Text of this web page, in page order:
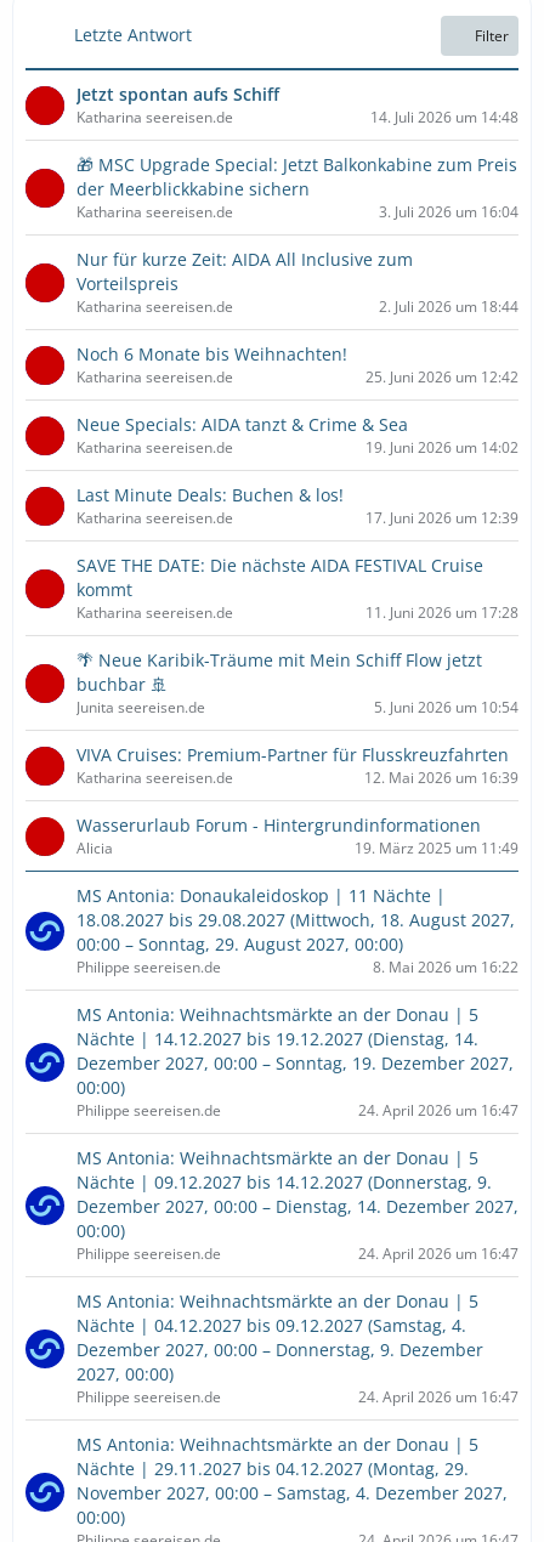
Letzte Antwort Filter
Jetzt spontan aufs Schiff
Katharina seereisen.de 14. Juli 2026 um 14:48
🎁 MSC Upgrade Special: Jetzt Balkonkabine zum Preis
der Meerblickkabine sichern
Katharina seereisen.de 3. Juli 2026 um 16:04
Nur für kurze Zeit: AIDA All Inclusive zum
Vorteilspreis
Katharina seereisen.de 2. Juli 2026 um 18:44
Noch 6 Monate bis Weihnachten!
Katharina seereisen.de 25. Juni 2026 um 12:42
Neue Specials: AIDA tanzt & Crime & Sea
Katharina seereisen.de 19. Juni 2026 um 14:02
Last Minute Deals: Buchen & los!
Katharina seereisen.de 17. Juni 2026 um 12:39
SAVE THE DATE: Die nächste AIDA FESTIVAL Cruise
kommt
Katharina seereisen.de 11. Juni 2026 um 17:28
🌴 Neue Karibik-Träume mit Mein Schiff Flow jetzt
buchbar 🚢
Junita seereisen.de 5. Juni 2026 um 10:54
VIVA Cruises: Premium-Partner für Flusskreuzfahrten
Katharina seereisen.de 12. Mai 2026 um 16:39
Wasserurlaub Forum - Hintergrundinformationen
Alicia 19. März 2025 um 11:49
MS Antonia: Donaukaleidoskop | 11 Nächte |
18.08.2027 bis 29.08.2027 (Mittwoch, 18. August 2027,
00:00 – Sonntag, 29. August 2027, 00:00)
Philippe seereisen.de 8. Mai 2026 um 16:22
MS Antonia: Weihnachtsmärkte an der Donau | 5
Nächte | 14.12.2027 bis 19.12.2027 (Dienstag, 14.
Dezember 2027, 00:00 – Sonntag, 19. Dezember 2027,
00:00)
Philippe seereisen.de 24. April 2026 um 16:47
MS Antonia: Weihnachtsmärkte an der Donau | 5
Nächte | 09.12.2027 bis 14.12.2027 (Donnerstag, 9.
Dezember 2027, 00:00 – Dienstag, 14. Dezember 2027,
00:00)
Philippe seereisen.de 24. April 2026 um 16:47
MS Antonia: Weihnachtsmärkte an der Donau | 5
Nächte | 04.12.2027 bis 09.12.2027 (Samstag, 4.
Dezember 2027, 00:00 – Donnerstag, 9. Dezember
2027, 00:00)
Philippe seereisen.de 24. April 2026 um 16:47
MS Antonia: Weihnachtsmärkte an der Donau | 5
Nächte | 29.11.2027 bis 04.12.2027 (Montag, 29.
November 2027, 00:00 – Samstag, 4. Dezember 2027,
00:00)